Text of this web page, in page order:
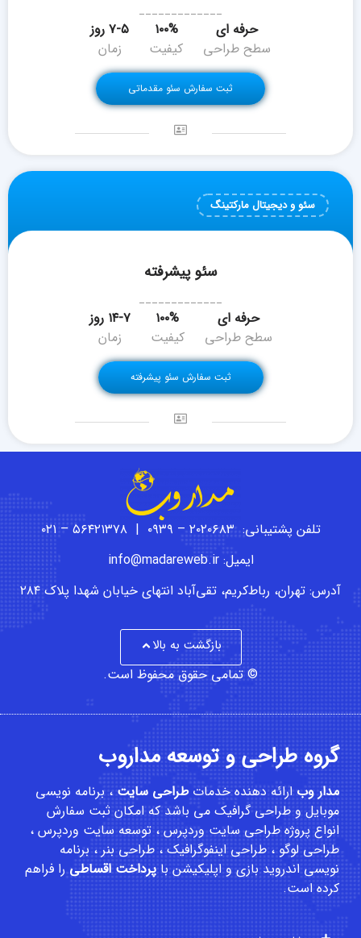
_____________
حرفه ای
سطح طراحی
۱۰۰%
کیفیت
۷-۵ روز
زمان
ثبت سفارش سئو مقدماتی
سئو و دیجیتال مارکتینگ
سئو پیشرفته
_____________
حرفه ای
سطح طراحی
۱۰۰%
کیفیت
۱۴-۷ روز
زمان
ثبت سفارش سئو پیشرفته
تلفن پشتیبانی: ۲۰۲۰۶۸۳ – ۰۹۳۹ | ۵۶۴۲۱۳۷۸ – ۰۲۱
ایمیل: info@madareweb.ir
آدرس: تهران، رباط‌کریم، تقی‌آباد انتهای خیابان شهدا پلاک ۲۸۴
بازگشت به بالا
© تمامی حقوق محفوظ است.
گروه طراحی و توسعه مداروب
مدار وبارائه دهنده خدماتطراحی سایت،برنامه نویسی
موبایل وطراحی گرافیک می باشد که امکان ثبت سفارش
انواع پروژه طراحی سایت وردپرس ، توسعه سایت وردپرس ،
طراحی لوگو ، طراحی اینفوگرافیک ، طراحی بنر ، برنامه
نویسی اندروید بازی و اپلیکیشن باپرداخت اقساطیرا فراهم
کرده است.